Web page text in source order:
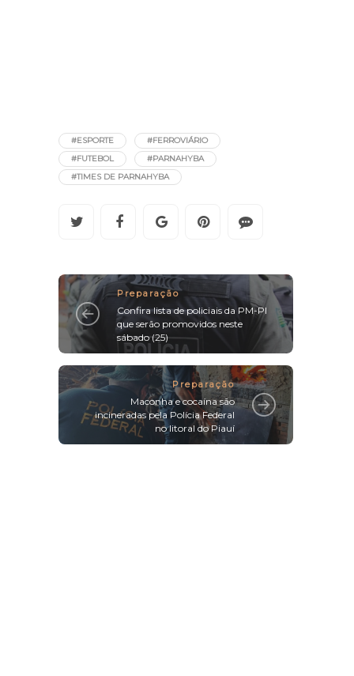
#ESPORTE
#FERROVIÁRIO
#FUTEBOL
#PARNAHYBA
#TIMES DE PARNAHYBA
Preparação
Confira lista de policiais da PM-PI
que serão promovidos neste
sábado (25)
Preparação
Maconha e cocaína são
incineradas pela Polícia Federal
no litoral do Piauí